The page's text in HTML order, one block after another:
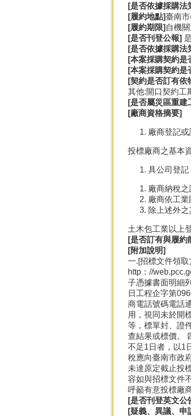
[是否依據採購法
[履約地點]臺南
[履約期限] 自機
[是否刊登公報] 是
[是否依據採購法
[本案採購契約是
[本案採購契約是
[契約是否訂有依
其他:開口契約工
[是否屬災區重建
[廠商資格摘要]
廠商登記或
投標廠商之基本
具公司登記
廠商納稅
廠商依工
除上述外
土木包工業以上
[是否訂有與履約
[附加說明]
一.[招標文件領
http：//
子憑據書面明細
日工程企字第
商電話號碼電話
用，視同未於開
等，標單封、證
查結果或標價。
不足1日者，以1
稅應向臺南市政
未達原定截止投
容如與招標文件
呼籲有意投標廠
[是否刊登英文公
[疑義、異議、申